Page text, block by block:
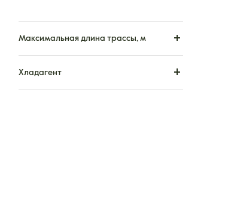
Максимальная длина трассы, м
Хладагент